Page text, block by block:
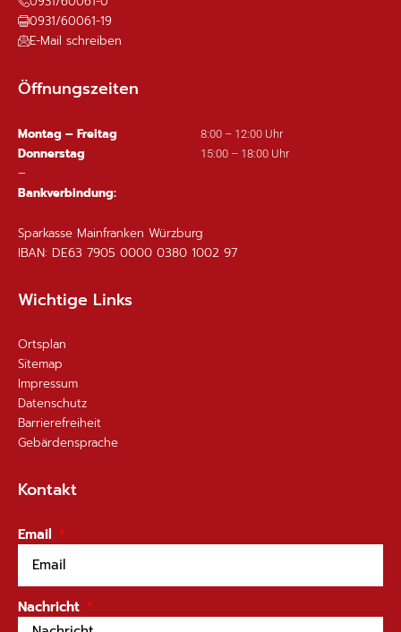
0931/60061-19
E-Mail schreiben
Öffnungszeiten
Montag – Freitag 8:00 – 12:00 Uhr
Donnerstag 15:00 – 18:00 Uhr
–
Bankverbindung:
Sparkasse Mainfranken Würzburg
IBAN: DE63 7905 0000 0380 1002 97
Wichtige Links
Ortsplan
Sitemap
Impressum
Datenschutz
Barrierefreiheit
Gebärdensprache
Kontakt
Email
Nachricht